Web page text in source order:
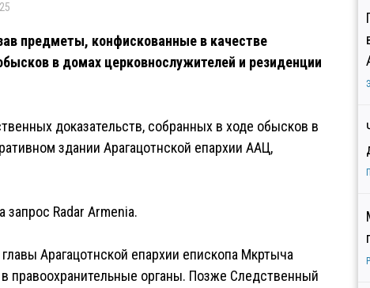
предметы, конфискованные в качестве
в домах церковнослужителей и резиденции
доказательств, собранных в ходе обысков в
здании Арагацотнской епархии ААЦ,
Radar Armenia.
Арагацотнской епархии епископа Мкртыча
правоохранительные органы. Позже Следственный